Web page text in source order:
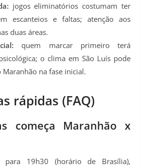
jogos eliminatórios costumam ter
escanteios e faltas; atenção aos
duas áreas.
quem marcar primeiro terá
o clima em São Luís pode
na fase inicial.
rápidas (FAQ)
começa Maranhão x
para 19h30 (horário de Brasília),